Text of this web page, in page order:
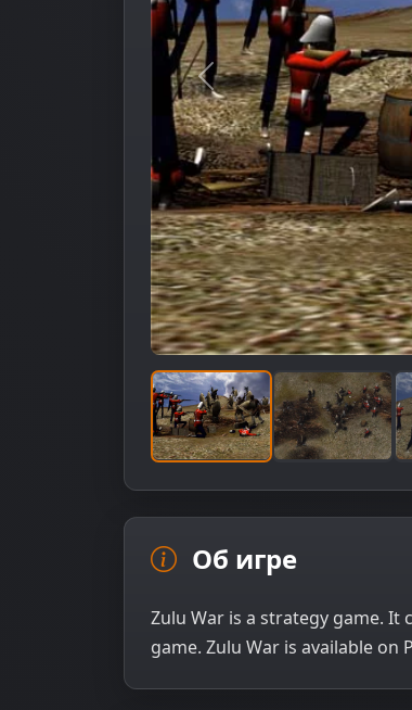
Предыдущее
Об игре
Zulu War is a strategy game. It
game. Zulu War is available on